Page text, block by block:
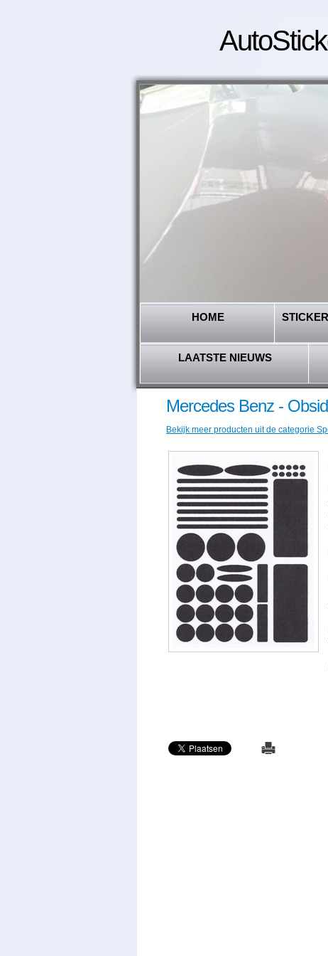
HOME
LAATSTE NIEUWS
Mercedes Benz -
Bekijk meer producten uit de categorie